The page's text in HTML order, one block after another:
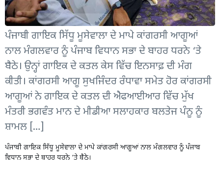
ਪੰਜਾਬੀ ਗਾਇਕ ਸਿੱਧੂ ਮੂਸੇਵਾਲਾ ਦੇ ਮਾਪੇ ਕਾਂਗਰਸੀ ਆਗੂਆਂ
ਨਾਲ ਮੰਗਲਵਾਰ ਨੂੰ ਪੰਜਾਬ ਵਿਧਾਨ ਸਭਾ ਦੇ ਬਾਹਰ ਧਰਨੇ ‘ਤੇ
ਬੈਠੇ। ਉਨ੍ਹਾਂ ਗਾਇਕ ਦੇ ਕਤਲ ਕੇਸ ਵਿੱਚ ਇਨਸਾਫ਼ ਦੀ ਮੰਗ
ਕੀਤੀ। ਕਾਂਗਰਸੀ ਆਗੂ ਸੁਖਜਿੰਦਰ ਰੰਧਾਵਾ ਸਮੇਤ ਹੋਰ ਕਾਂਗਰਸੀ
ਆਗੂਆਂ ਨੇ ਗਾਇਕ ਦੇ ਕਤਲ ਦੀ ਐਫਆਈਆਰ ਵਿੱਚ ਮੁੱਖ
ਮੰਤਰੀ ਭਗਵੰਤ ਮਾਨ ਦੇ ਮੀਡੀਆ ਸਲਾਹਕਾਰ ਬਲਤੇਜ ਪੰਨੂ ਨੂੰ
ਸ਼ਾਮਲ […]
ਪੰਜਾਬੀ ਗਾਇਕ ਸਿੱਧੂ ਮੂਸੇਵਾਲਾ ਦੇ ਮਾਪੇ ਕਾਂਗਰਸੀ ਆਗੂਆਂ ਨਾਲ ਮੰਗਲਵਾਰ ਨੂੰ ਪੰਜਾਬ
ਵਿਧਾਨ ਸਭਾ ਦੇ ਬਾਹਰ ਧਰਨੇ ‘ਤੇ ਬੈਠੇ।